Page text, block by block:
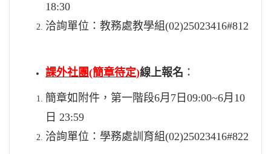
18:30
洽詢單位：教務處教學組(02)25023416#812
課外社團(簡章待定)線上報名 ：
簡章如附件， 第一階段6月7日09:00~6月10
日 23:59
洽詢單位：學務處訓育組(02)25023416#822